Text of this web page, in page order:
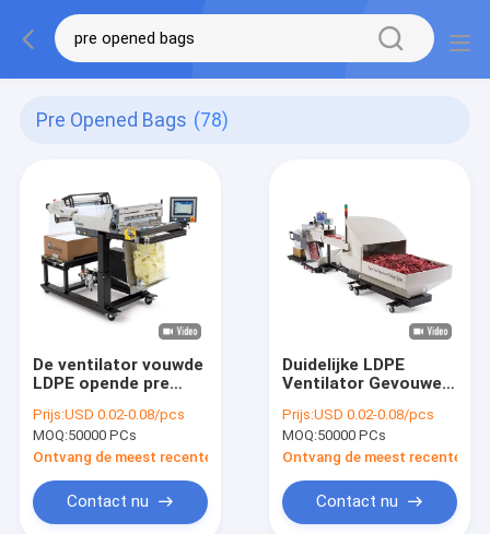
Pre Opened Bags (78)
De ventilator vouwde
LDPE opende pre
het In zakken
doensysteem van
Autobag
Prijs:USD 0.02-0.08/pcs
MOQ:50000 PCs
Ontvang de meest recente Prijs
Contact nu
Duidelijke LDPE
Ventilator Gevouwen
Zakken 15 " x32“ met
Openingsgaten
Prijs:USD 0.02-0.08/pcs
MOQ:50000 PCs
Ontvang de meest recente
Contact nu